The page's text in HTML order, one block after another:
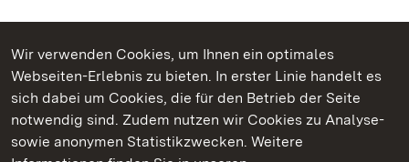
Wir verwenden Cookies, um Ihnen ein optimales
Webseiten-Erlebnis zu bieten. In erster Linie handelt es
sich dabei um Cookies, die für den Betrieb der Seite
notwendig sind. Zudem nutzen wir Cookies zu Analyse-
sowie anonymen Statistikzwecken. Weitere
Kommen. Staunen. Genießen.